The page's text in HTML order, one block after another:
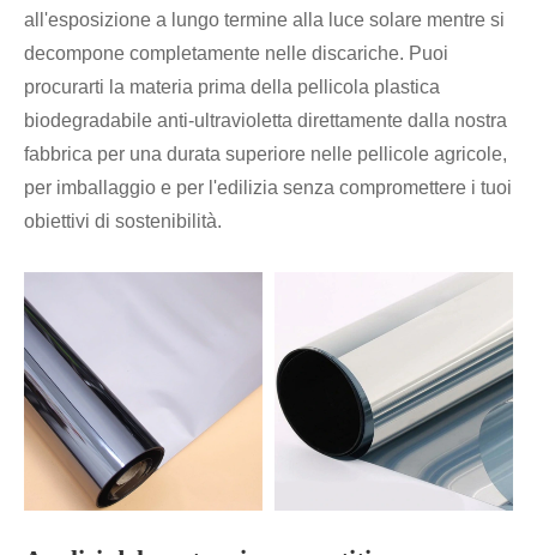
all'esposizione a lungo termine alla luce solare mentre si
decompone completamente nelle discariche. Puoi
procurarti la materia prima della pellicola plastica
biodegradabile anti-ultravioletta direttamente dalla nostra
fabbrica per una durata superiore nelle pellicole agricole,
per imballaggio e per l'edilizia senza compromettere i tuoi
obiettivi di sostenibilità.